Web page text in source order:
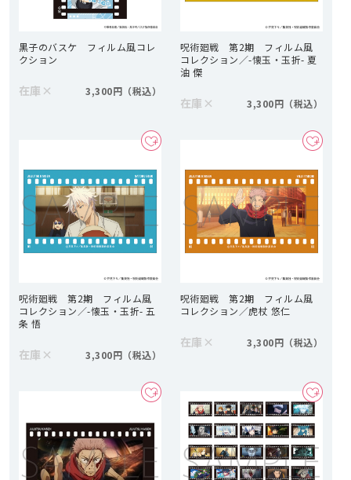
黒子のバスケ フィルム風コレ
クション
在庫 × 3,300円
呪術廻戦 第2期 フィルム風
コレクション／-懐玉・玉折- 夏
油 傑
在庫 × 3,300円
呪術廻戦 第2期 フィルム風
コレクション／-懐玉・玉折- 五
条 悟
在庫 × 3,300円
呪術廻戦 第2期 フィルム風
コレクション／虎杖 悠仁
在庫 × 3,300円